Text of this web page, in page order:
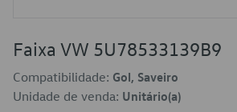
Faixa VW 5U78533139B9
Compatibilidade: Gol, Saveiro
Unidade de venda: Unitário(a)